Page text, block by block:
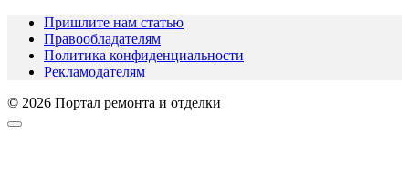
Пришлите нам статью
Правообладателям
Политика конфиденциальности
Рекламодателям
© 2026 Портал ремонта и отделки